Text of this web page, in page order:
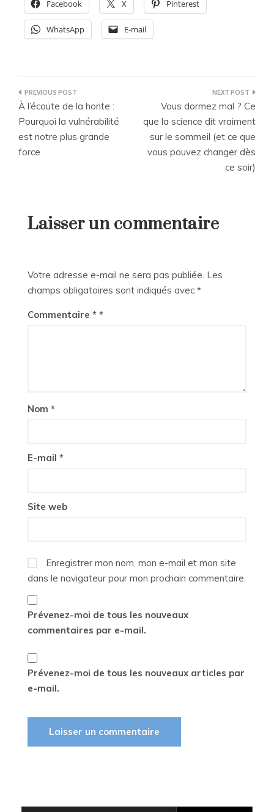
Facebook X Pinterest
WhatsApp E-mail
Navigation
de
l’article
À l’écoute de la honte :
Pourquoi la vulnérabilité
est notre plus grande
force
Vous dormez mal ? Ce
que la science dit vraiment
sur le sommeil (et ce que
vous pouvez changer dès
ce soir)
Laisser un commentaire
Votre adresse e-mail ne sera pas publiée. Les
champs obligatoires sont indiqués avec *
Commentaire *
Nom *
E-mail *
Site web
Enregistrer mon nom, mon e-mail et mon site
dans le navigateur pour mon prochain commentaire.
Prévenez-moi de tous les nouveaux
commentaires par e-mail.
Prévenez-moi de tous les nouveaux articles par
e-mail.